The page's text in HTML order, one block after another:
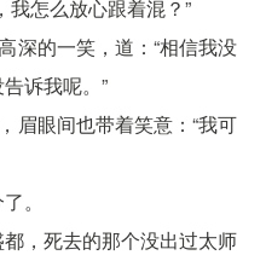
我怎么放心跟着混？”
深的一笑，道：“相信我没
诉我呢。”
眉眼间也带着笑意：“我可
。
，死去的那个没出过太师